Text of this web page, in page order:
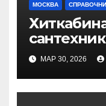
МОСКВА
МАР 30, 2026